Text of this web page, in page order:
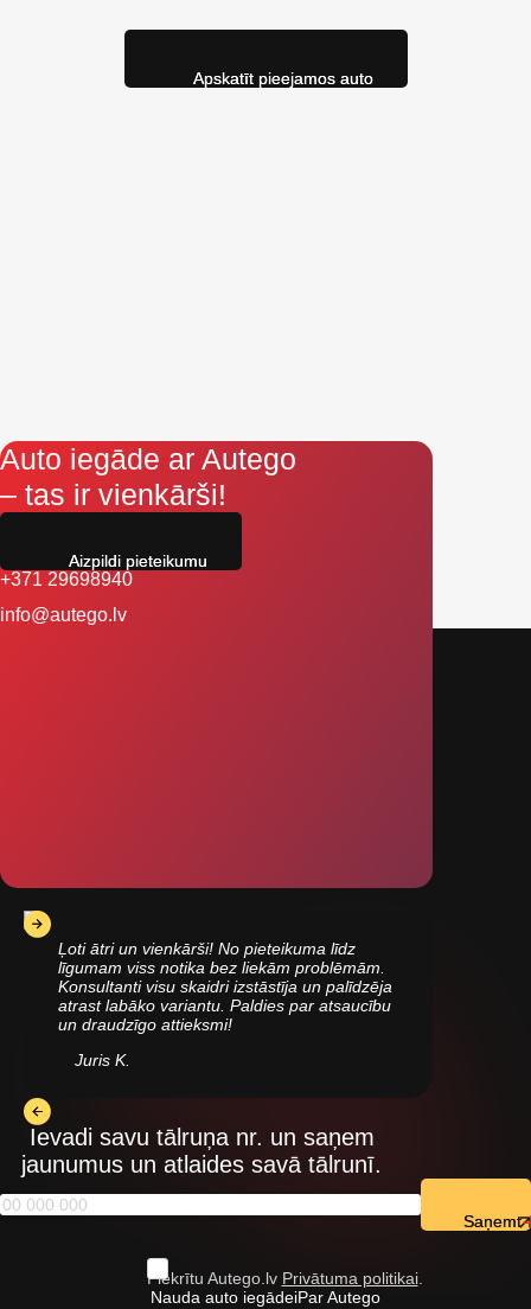
Auto iegāde ar Autego
– tas ir vienkārši!
+371 29698940
info@autego.lv
Ļoti ātri un vienkārši! No pieteikuma līdz
līgumam viss notika bez liekām problēmām.
Konsultanti visu skaidri izstāstīja un palīdzēja
atrast labāko variantu. Paldies par atsaucību
un draudzīgo attieksmi!
Juris K.
Ievadi savu tālruņa nr. un saņem
jaunumus un atlaides savā tālrunī.
Piekrītu Autego.lv Privātuma politikai.
Nauda auto iegādeiPar Autego